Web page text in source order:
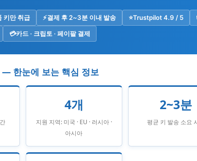
키만 취급 ⚡결제 후 2~3분 이내 발송 ⭐Trustpilot 4.9 / 5
💳카드 · 크립토 · 페이팔 결제
— 한눈에 보는 핵심 정보
4개
지원 지역: 미국 · EU · 러시아 ·
아시아
2~3분
평균 키 발송 소요